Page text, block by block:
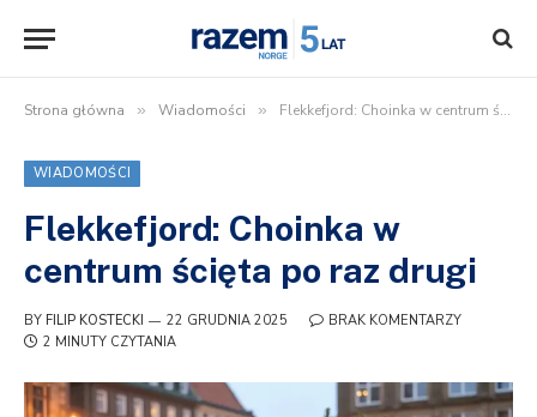
Strona główna » Wiadomości » Flekkefjord: Choinka w centrum ścięta po raz drugi
WIADOMOŚCI
Flekkefjord: Choinka w
centrum ścięta po raz drugi
BY FILIP KOSTECKI 22 GRUDNIA 2025
BRAK KOMENTARZY
2 MINUTY CZYTANIA